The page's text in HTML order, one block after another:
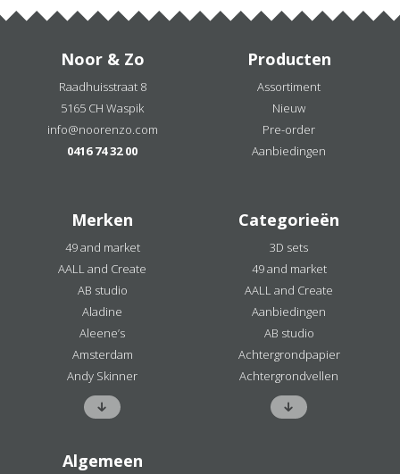
Noor & Zo
Raadhuisstraat 8
5165 CH Waspik
info@noorenzo.com
0416 74 32 00
Producten
Assortiment
Nieuw
Pre-order
Aanbiedingen
Merken
49 and market
AALL and Create
AB studio
Aladine
Aleene’s
Amsterdam
Andy Skinner
Categorieën
3D sets
49 and market
AALL and Create
Aanbiedingen
AB studio
Achtergrondpapier
Achtergrondvellen
Algemeen